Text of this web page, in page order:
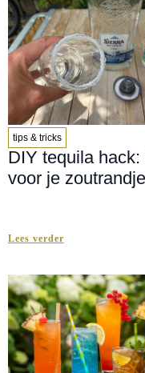
tips & tricks
DIY tequila hack:
voor je zoutrandje
Lees verder